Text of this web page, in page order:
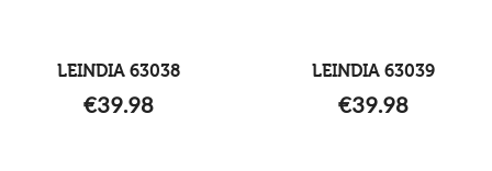
LEINDIA 63038
€39.98
LEINDIA 63039
€39.98